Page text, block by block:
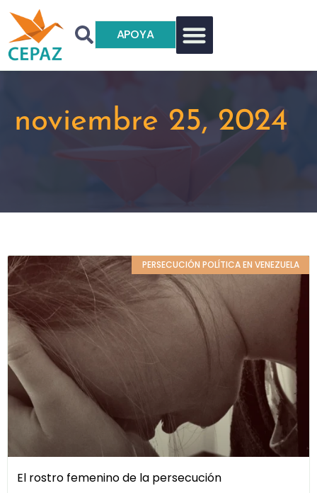
APOYA
noviembre 25, 2024
PERSECUCIÓN POLÍTICA EN VENEZUELA
El rostro femenino de la persecución